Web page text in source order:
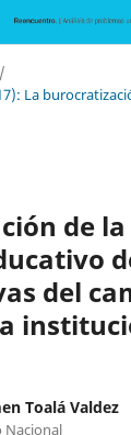
/
La
de
del
Toalá Valdez